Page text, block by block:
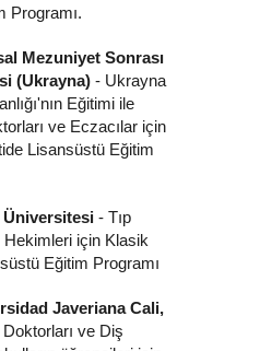
Programı.
Mezuniyet Sonrası
(Ukrayna) - Ukrayna
Eğitimi ile
ve Eczacılar için
Lisansüstü Eğitim
Üniversitesi - Tıp
Hekimleri için Klasik
Eğitim Programı
Javeriana Cali,
ve Diş